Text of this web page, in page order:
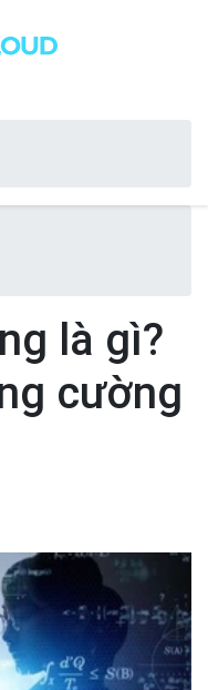
là gì?
cường
đang là một trong
trong tương lai. Mức độ
Vậy học tăng cường
Bizfly cloud tìm hiểu